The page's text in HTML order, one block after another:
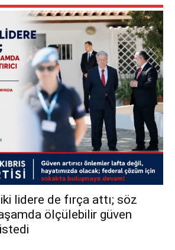
lidere de fırça attı; söz
ölçülebilir güven